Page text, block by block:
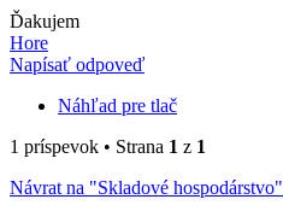
Ďakujem
Hore
Napísať odpoveď
Náhľad pre tlač
1 príspevok • Strana 1 z 1
Návrat na "Skladové hospodárstvo"